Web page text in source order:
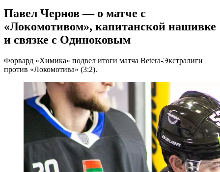
Павел Чернов — о матче с
«Локомотивом», капитанской нашивке
и связке с Одиноковым
Форвард «Химика» подвел итоги матча Betera-Экстралиги
против «Локомотива» (3:2).